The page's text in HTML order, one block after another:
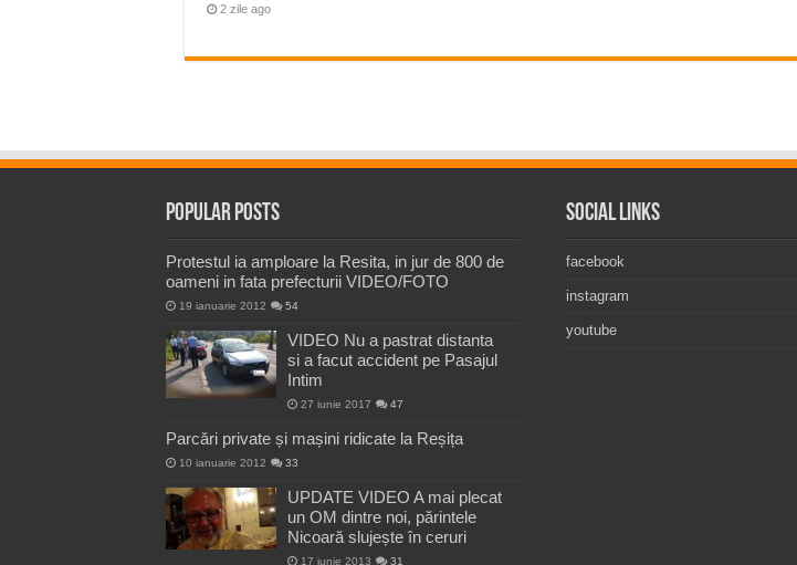
2 zile ago
Popular Posts
Protestul ia amploare la Resita, in jur de 800 de
oameni in fata prefecturii VIDEO/FOTO
19 ianuarie 2012 54
VIDEO Nu a pastrat distanta
si a facut accident pe Pasajul
Intim
27 iunie 2017 47
Parcări private și mașini ridicate la Reșița
10 ianuarie 2012 33
UPDATE VIDEO A mai plecat
un OM dintre noi, părintele
Nicoară slujește în ceruri
17 iunie 2013 31
Social Links
facebook
instagram
youtube